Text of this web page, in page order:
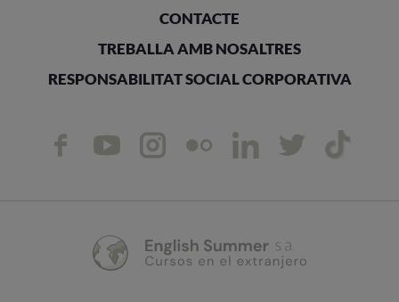
CONTACTE
TREBALLA AMB NOSALTRES
RESPONSABILITAT SOCIAL CORPORATIVA